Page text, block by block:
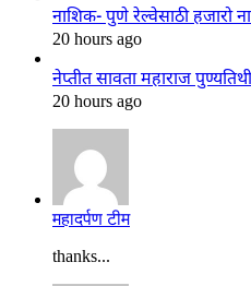
नाशिक- पुणे रेल्वेसाठी हजारो
20 hours ago
नेप्तीत सावता महाराज पुण्यतिथी
20 hours ago
महादर्पण टीम
thanks...